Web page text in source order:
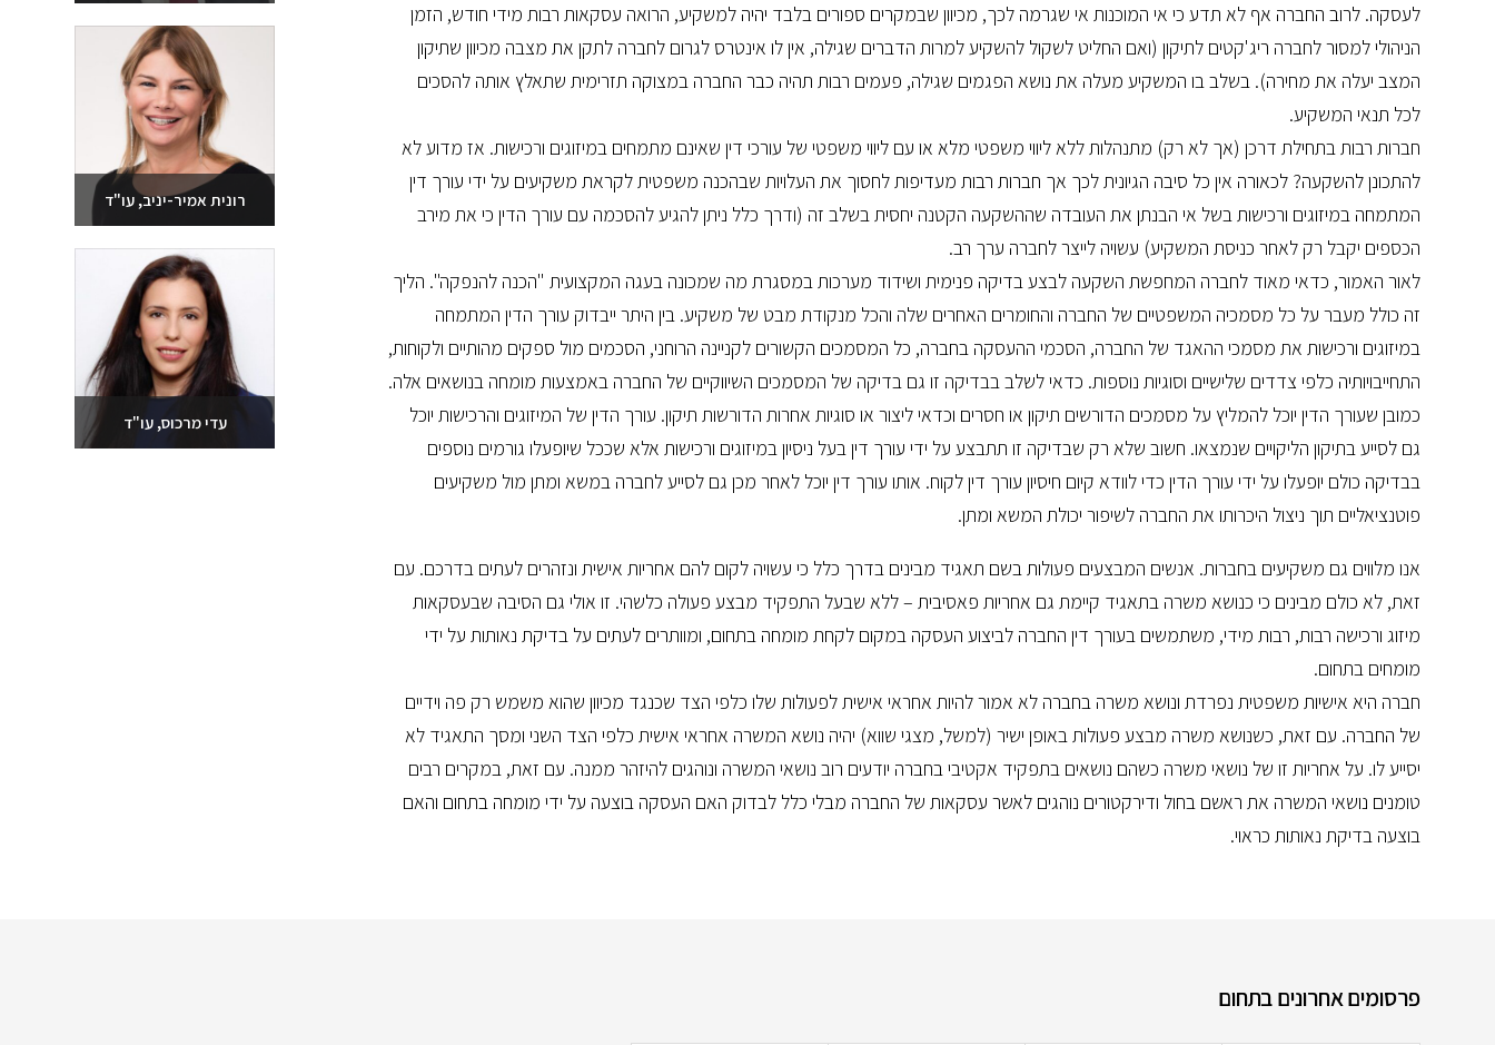
לעסקה. לרוב החברה אף לא תדע כי אי המוכנות אי שגרמה לכך, מכיוון שבמקרים ספורים בלבד יהיה למשקיע, הרואה עסקאות רבות מידי חודש, הזמן
הניהולי למסור לחברה ריג'קטים לתיקון (ואם החליט לשקול להשקיע למרות הדברים שגילה, אין לו אינטרס לגרום לחברה לתקן את מצבה מכיוון שתיקון
המצב יעלה את מחירה). בשלב בו המשקיע מעלה את נושא הפגמים שגילה, פעמים רבות תהיה כבר החברה במצוקה תזרימית שתאלץ אותה להסכים
לכל תנאי המשקיע.
חברות רבות בתחילת דרכן (אך לא רק) מתנהלות ללא ליווי משפטי מלא או עם ליווי משפטי של עורכי דין שאינם מתמחים במיזוגים ורכישות. אז מדוע לא
להתכונן להשקעה? לכאורה אין כל סיבה הגיונית לכך אך חברות רבות מעדיפות לחסוך את העלויות שבהכנה משפטית לקראת משקיעים על ידי עורך דין
המתמחה במיזוגים ורכישות בשל אי הבנתן את העובדה שההשקעה הקטנה יחסית בשלב זה (ודרך כלל ניתן להגיע להסכמה עם עורך הדין כי את מירב
הכספים יקבל רק לאחר כניסת המשקיע) עשויה לייצר לחברה ערך רב.
לאור האמור, כדאי מאוד לחברה המחפשת השקעה לבצע בדיקה פנימית ושידוד מערכות במסגרת מה שמכונה בעגה המקצועית "הכנה להנפקה". הליך
זה כולל מעבר על כל מסמכיה המשפטיים של החברה והחומרים האחרים שלה והכל מנקודת מבט של משקיע. בין היתר ייבדוק עורך הדין המתמחה
במיזוגים ורכישות את מסמכי ההאגד של החברה, הסכמי ההעסקה בחברה, כל המסמכים הקשורים לקניינה הרוחני, הסכמים מול ספקים מהותיים ולקוחות,
התחייבויותיה כלפי צדדים שלישיים וסוגיות נוספות. כדאי לשלב בבדיקה זו גם בדיקה של המסמכים השיווקיים של החברה באמצעות מומחה בנושאים אלה.
כמובן שעורך הדין יוכל להמליץ על מסמכים הדורשים תיקון או חסרים וכדאי ליצור או סוגיות אחרות הדורשות תיקון. עורך הדין של המיזוגים והרכישות יוכל
גם לסייע בתיקון הליקויים שנמצאו. חשוב שלא רק שבדיקה זו תתבצע על ידי עורך דין בעל ניסיון במיזוגים ורכישות אלא שככל שיופעלו גורמים נוספים
בבדיקה כולם יופעלו על ידי עורך הדין כדי לוודא קיום חיסיון עורך דין לקוח. אותו עורך דין יוכל לאחר מכן גם לסייע לחברה במשא ומתן מול משקיעים
פוטנציאליים תוך ניצול היכרותו את החברה לשיפור יכולת המשא ומתן.
אנו מלווים גם משקיעים בחברות. אנשים המבצעים פעולות בשם תאגיד מבינים בדרך כלל כי עשויה לקום להם אחריות אישית ונזהרים לעתים בדרכם. עם
זאת, לא כולם מבינים כי כנושא משרה בתאגיד קיימת גם אחריות פאסיבית – ללא שבעל התפקיד מבצע פעולה כלשהי. זו אולי גם הסיבה שבעסקאות
מיזוג ורכישה רבות, רבות מידי, משתמשים בעורך דין החברה לביצוע העסקה במקום לקחת מומחה בתחום, ומוותרים לעתים על בדיקת נאותות על ידי
מומחים בתחום.
חברה היא אישיות משפטית נפרדת ונושא משרה בחברה לא אמור להיות אחראי אישית לפעולות שלו כלפי הצד שכנגד מכיוון שהוא משמש רק פה וידיים
של החברה. עם זאת, כשנושא משרה מבצע פעולות באופן ישיר (למשל, מצגי שווא) יהיה נושא המשרה אחראי אישית כלפי הצד השני ומסך התאגיד לא
יסייע לו. על אחריות זו של נושאי משרה כשהם נושאים בתפקיד אקטיבי בחברה יודעים רוב נושאי המשרה ונוהגים להיזהר ממנה. עם זאת, במקרים רבים
טומנים נושאי המשרה את ראשם בחול ודירקטורים נוהגים לאשר עסקאות של החברה מבלי כלל לבדוק האם העסקה בוצעה על ידי מומחה בתחום והאם
בוצעה בדיקת נאותות כראוי.
שלחו מייל
03-6093609
רונית אמיר-יניב, עו"ד
שלחו מייל
03-6093609
עדי מרכוס, עו"ד
פרסומים אחרונים בתחום